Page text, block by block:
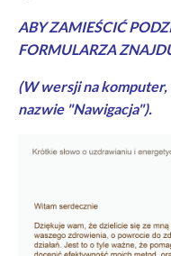
ABY ZAMIEŚCIĆ
FORMULARZA
(W wersji na
nazwie "Nawigacja").